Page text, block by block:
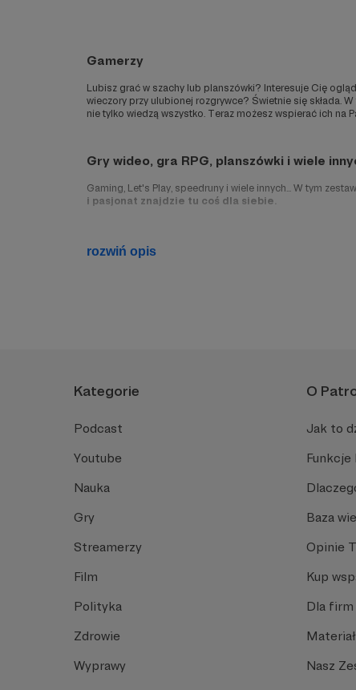
Gamerzy
Lubisz grać w szachy lub planszówki? Interesuje Cię
wieczory przy ulubionej rozgrywce? Świetnie się składa.
nie tylko wiedzą wszystko. Teraz możesz wspierać ich na
Gry wideo, gra RPG, planszówki i wiele
Gaming, Let's Play, speedruny i wiele innych... W tym
i pasjonat znajdzie tu coś dla siebie.
Autorzy kanałów gamingowych tworzą ciekawe poradniki
świata.
Gamerzy i inny Twórcy z kategorii Gry na
Zanim złapiesz za konsole, by przechodzić ulubioną
gamer jest na Patronite i zacznij go wspierać. Pamiętaj, że
/ granie/
rozwiń opis
Kategorie
Podcast
Youtube
Nauka
Gry
Streamerzy
Film
Polityka
Zdrowie
Wyprawy
O
Jak to
Baza
Opinie
Kup
Dla firm
Nasz